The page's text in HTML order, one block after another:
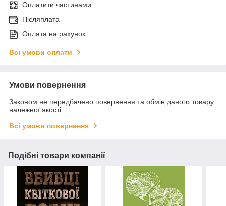
Оплатити частинами
Післяплата
Оплата на рахунок
Всі умови оплати
Умови повернення
Законом не передбачено повернення та обмін даного товару
належної якості
Всі умови повернення
Подібні товари компанії